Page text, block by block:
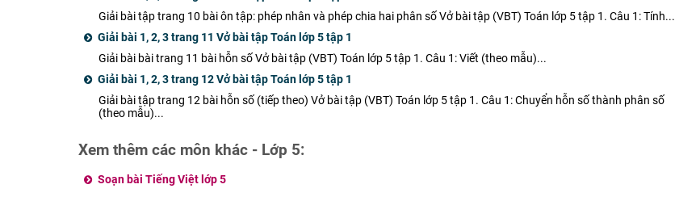
Giải bài tập trang 10 bài ôn tập: phép nhân và phép chia hai phân số Vở bài tập (VBT) Toán lớp 5 tập 1. Câu 1: Tính...
Giải bài 1, 2, 3 trang 11 Vở bài tập Toán lớp 5 tập 1
Giải bài bài trang 11 bài hỗn số Vở bài tập (VBT) Toán lớp 5 tập 1. Câu 1: Viết (theo mẫu)...
Giải bài 1, 2, 3 trang 12 Vở bài tập Toán lớp 5 tập 1
Giải bài tập trang 12 bài hỗn số (tiếp theo) Vở bài tập (VBT) Toán lớp 5 tập 1. Câu 1: Chuyển hỗn số thành phân số
(theo mẫu)...
Xem thêm các môn khác - Lớp 5:
Soạn bài Tiếng Việt lớp 5